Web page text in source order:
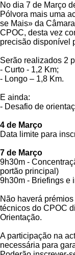
No dia 7 de Março
Pólvora mais uma
se Mais» da
CPOC, desta vez
precisão disponível
Serão realizados 2
- Curto - 1,2 Km;
- Longo – 1,8 Km.
E ainda:
- Desafio de
4 de Março
Data limite para
7 de Março
9h30m -
portão principal)
9h30m - Briefings e
Não haverá
técnicos do CPOC
Orientação.
A participação na
necessária para